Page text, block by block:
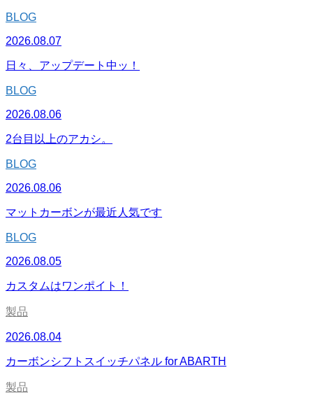
BLOG
2026.08.07
日々、アップデート中ッ！
BLOG
2026.08.06
2台目以上のアカシ。
BLOG
2026.08.06
マットカーボンが最近人気です
BLOG
2026.08.05
カスタムはワンポイト！
製品
2026.08.04
カーボンシフトスイッチパネル for ABARTH
製品